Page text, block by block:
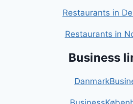
Restaurants in
Restaurants in
Business